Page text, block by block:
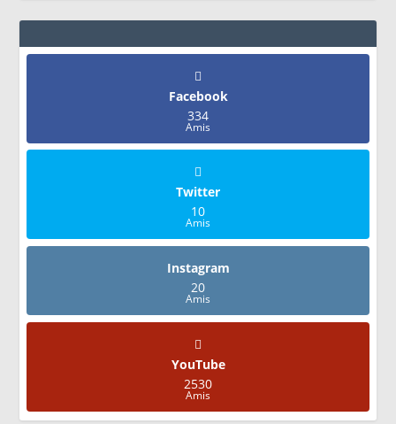
Facebook
334
Amis
Twitter
10
Amis
Instagram
20
Amis
YouTube
2530
Amis